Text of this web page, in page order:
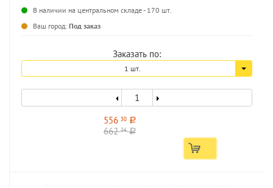
В наличии на центральном складе - 170 шт.
Ваш город: Под заказ
Заказать по:
1 шт.
556 30 a
66226 a